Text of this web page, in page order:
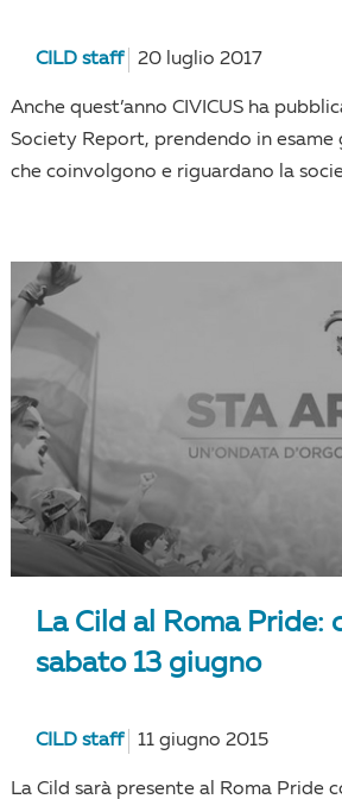
CILD staff 20 luglio 2017
Anche quest’anno CIVICUS ha
Society Report, prendendo in esame
che coinvolgono e riguardano la
La Cild al Roma Pride:
sabato 13 giugno
CILD staff 11 giugno 2015
La Cild sarà presente al Roma Pride